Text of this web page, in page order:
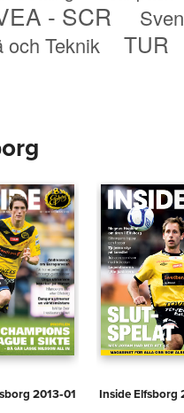
- SCR
och Teknik TUR
2013‑01 Inside Elfsborg